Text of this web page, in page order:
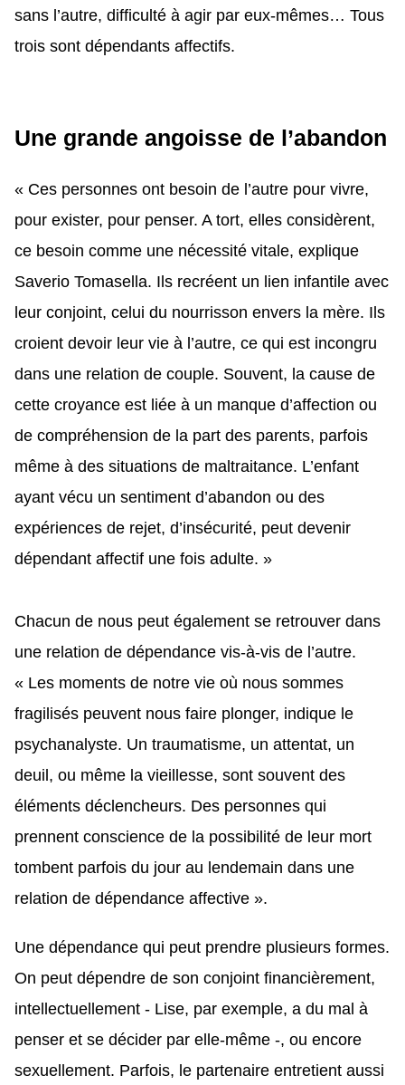
sans l’autre, difficulté à agir par eux-mêmes… Tous
trois sont dépendants affectifs.
Une grande angoisse de l’abandon
« Ces personnes ont besoin de l’autre pour vivre,
pour exister, pour penser. A tort, elles considèrent,
ce besoin comme une nécessité vitale, explique
Saverio Tomasella. Ils recréent un lien infantile avec
leur conjoint, celui du nourrisson envers la mère. Ils
croient devoir leur vie à l’autre, ce qui est incongru
dans une relation de couple. Souvent, la cause de
cette croyance est liée à un manque d’affection ou
de compréhension de la part des parents, parfois
même à des situations de maltraitance. L’enfant
ayant vécu un sentiment d’abandon ou des
expériences de rejet, d’insécurité, peut devenir
dépendant affectif une fois adulte. »
Chacun de nous peut également se retrouver dans
une relation de dépendance vis-à-vis de l’autre.
« Les moments de notre vie où nous sommes
fragilisés peuvent nous faire plonger, indique le
psychanalyste. Un traumatisme, un attentat, un
deuil, ou même la vieillesse, sont souvent des
éléments déclencheurs. Des personnes qui
prennent conscience de la possibilité de leur mort
tombent parfois du jour au lendemain dans une
relation de dépendance affective ».
Une dépendance qui peut prendre plusieurs formes.
On peut dépendre de son conjoint financièrement,
intellectuellement - Lise, par exemple, a du mal à
penser et se décider par elle-même -, ou encore
sexuellement. Parfois, le partenaire entretient aussi